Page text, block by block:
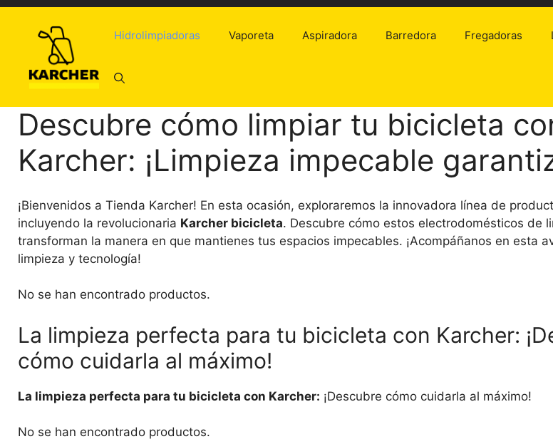
Saltar
contenido
Hidrolimpiadoras Vaporeta Aspiradora Barredora Fregadoras
Descubre cómo limpiar tu bicicleta
Karcher: ¡Limpieza impecable
¡Bienvenidos a Tienda Karcher! En esta ocasión, exploraremos la innovadora línea de
incluyendo la revolucionaria Karcher bicicleta. Descubre cómo estos electrodomésticos de
transforman la manera en que mantienes tus espacios impecables. ¡Acompáñanos en esta
limpieza y tecnología!
No se han encontrado productos.
La limpieza perfecta para tu bicicleta con Karcher:
cómo cuidarla al máximo!
La limpieza perfecta para tu bicicleta con Karcher: ¡Descubre cómo cuidarla al máximo!
No se han encontrado productos.